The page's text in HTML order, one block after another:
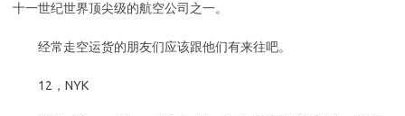
十一世纪世界顶尖级的航空公司之一。
经常走空运货的朋友们应该跟他们有来往吧。
12，NYK